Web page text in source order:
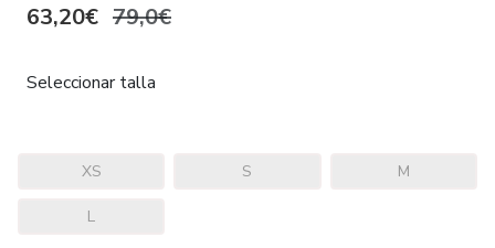
63,20€ 79,0€
Seleccionar talla
XS S M
L